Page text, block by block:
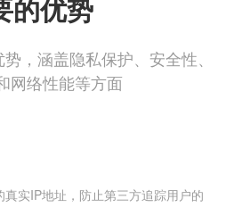
的优势
，涵盖隐私保护、安全性、
网络性能等方面
真实IP地址，防止第三方追踪用户的